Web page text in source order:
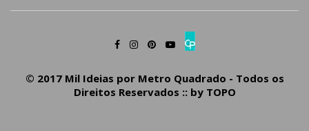
© 2017 Mil Ideias por Metro Quadrado - Todos os
Direitos Reservados :: by TOPO